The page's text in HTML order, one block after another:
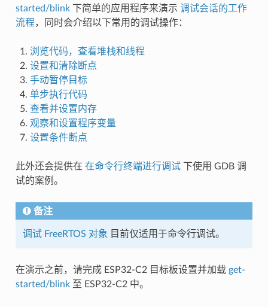
started/blink下简单的应用程序来演示 调试会话的工作
流程，同时会介绍以下常用的调试操作：
浏览代码，查看堆栈和线程
设置和清除断点
手动暂停目标
单步执行代码
查看并设置内存
观察和设置程序变量
设置条件断点
此外还会提供在 在命令行终端进行调试下使用 GDB 调
试的案例。
备注
调试 FreeRTOS 对象 目前仅适用于命令行调试。
在演示之前，请完成 ESP32-C2 目标板设置并加载 get-
started/blink至 ESP32-C2 中。